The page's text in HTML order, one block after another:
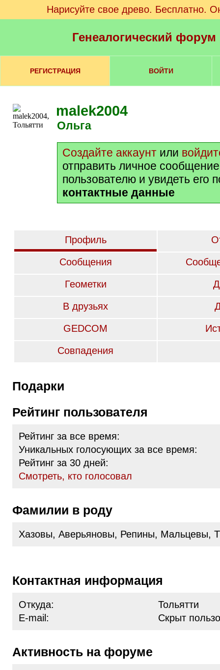
Нарисуйте свое древо. Бесплатно.
Генеалогический
РЕГИСТРАЦИЯ ВОЙТИ
malek2004
Ольга
Создайте аккаунт или
отправить личное
пользователю и увидеть его
контактные данные
Профиль
Сообщения
Геометки
В друзьях
GEDCOM
Совпадения
Подарки
Рейтинг пользователя
Рейтинг за все время:
Уникальных голосующих за все время:
Рейтинг за 30 дней:
Cмотреть, кто голосовал
Фамилии в роду
Хазовы, Аверьяновы, Репины, Мальцевы,
Контактная информация
Откуда:
Тольятти
E-mail:
Скрыт
Активность на форуме